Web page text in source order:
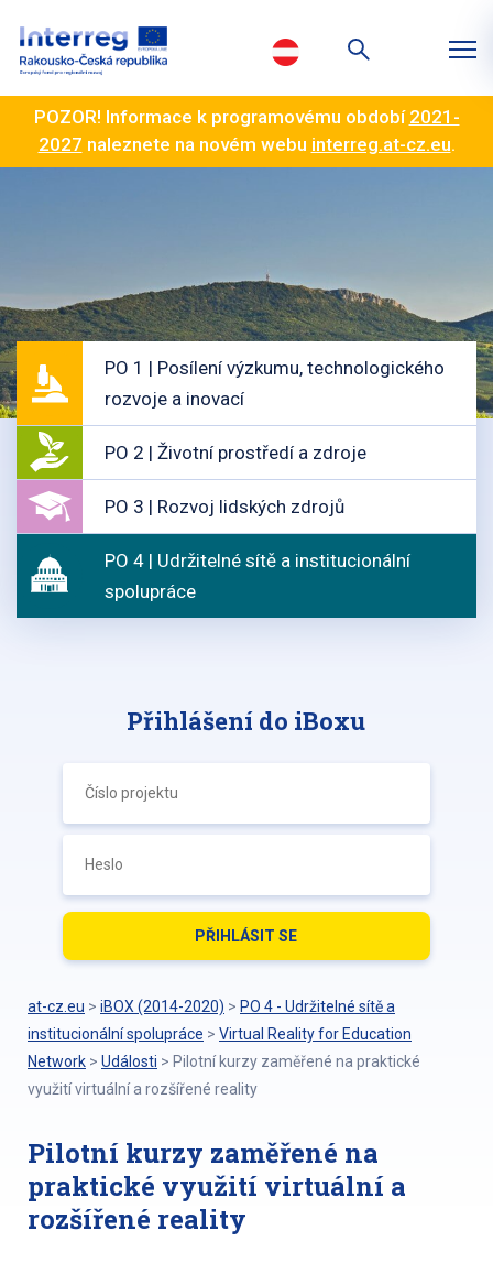
POZOR! Informace k programovému období 2021-
2027 naleznete na novém webu interreg.at-cz.eu.
PO 1 | Posílení výzkumu, technologického
rozvoje a inovací
PO 2 | Životní prostředí a zdroje
PO 3 | Rozvoj lidských zdrojů
PO 4 | Udržitelné sítě a institucionální
spolupráce
Přihlášení do iBoxu
at-cz.eu > iBOX (2014-2020) > PO 4 - Udržitelné sítě a
institucionální spolupráce > Virtual Reality for Education
Network > Události > Pilotní kurzy zaměřené na praktické
využití virtuální a rozšířené reality
Pilotní kurzy zaměřené na
praktické využití virtuální a
rozšířené reality